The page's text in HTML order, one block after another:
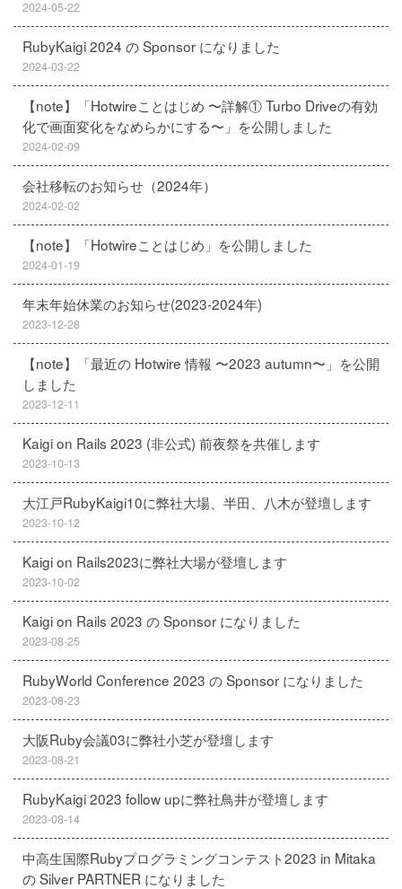
2024-05-22
RubyKaigi 2024 の Sponsor になりました
2024-03-22
【note】「Hotwireことはじめ 〜詳解① Turbo Driveの有効
化で画面変化をなめらかにする〜」を公開しました
2024-02-09
会社移転のお知らせ（2024年）
2024-02-02
【note】「Hotwireことはじめ」を公開しました
2024-01-19
年末年始休業のお知らせ(2023-2024年)
2023-12-28
【note】「最近の Hotwire 情報 〜2023 autumn〜」を公開
しました
2023-12-11
Kaigi on Rails 2023 (非公式) 前夜祭を共催します
2023-10-13
大江戸RubyKaigi10に弊社大場、半田、八木が登壇します
2023-10-12
Kaigi on Rails2023に弊社大場が登壇します
2023-10-02
Kaigi on Rails 2023 の Sponsor になりました
2023-08-25
RubyWorld Conference 2023 の Sponsor になりました
2023-08-23
大阪Ruby会議03に弊社小芝が登壇します
2023-08-21
RubyKaigi 2023 follow upに弊社鳥井が登壇します
2023-08-14
中高生国際Rubyプログラミングコンテスト2023 in Mitaka
の Silver PARTNER になりました